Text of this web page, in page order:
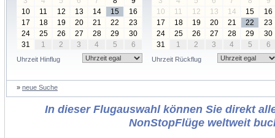
10
11 12 13 14 15
16
17
18 19 20 21 22
23
24
25 26 27 28 29
30
31
1 2 3 4 5 6
Uhrzeit Hinflug
10
11 12 13 14 15
16
17
18 19 20 21 22
23
24
25 26 27 28 29
30
31
1 2 3 4 5 6
Uhrzeit Rückflug
» neue Suche
In dieser Flugauswahl können Sie direkt
NonStopFlüge weltweit